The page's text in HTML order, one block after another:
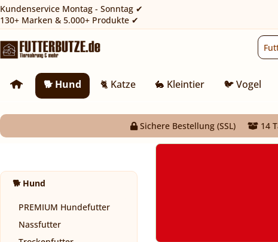
Kundenservice Montag - Sonntag ✔
130+ Marken & 5.000+ Produkte ✔
🐕 Hund 🐈 Katze 🐇 Kleintier 🐦 Vogel
Sichere Bestellung (SSL) 14
🐕 Hund
PREMIUM Hundefutter
Nassfutter